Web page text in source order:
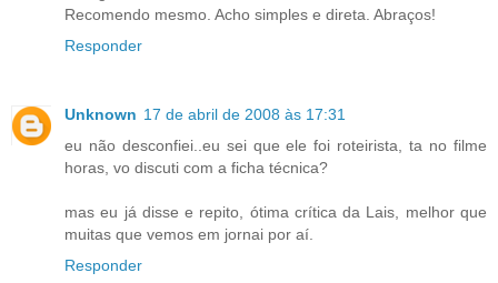
Recomendo mesmo. Acho simples e direta. Abraços!
Responder
Unknown 17 de abril de 2008 às 17:31
eu não desconfiei..eu sei que ele foi roteirista, ta no filme
horas, vo discuti com a ficha técnica?
mas eu já disse e repito, ótima crítica da Lais, melhor que
muitas que vemos em jornai por aí.
Responder